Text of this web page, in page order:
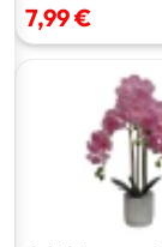
7,99 €